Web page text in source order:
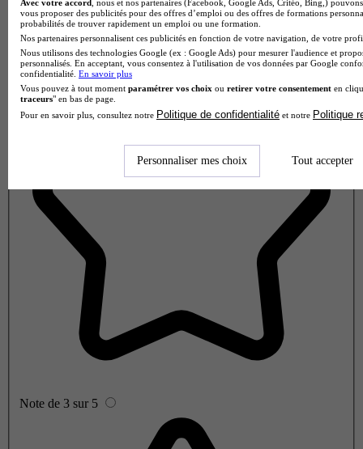
Note de 2 sur 5
Note de 3 sur 5
Avec votre accord , nous et nos partenaires (Facebook, Google Ads, Critéo, Bing,)
vous proposer des publicités pour des offres d’emploi ou des offres de formations
probabilités de trouver rapidement un emploi ou une formation.
Nos partenaires personnalisent ces publicités en fonction de votre navigation, de votre
Nous utilisons des technologies Google (ex : Google Ads) pour mesurer l'audience et
personnalisés. En acceptant, vous consentez à l'utilisation de vos données par Google
confidentialité. En savoir plus
Vous pouvez à tout moment paramétrer vos choix ou retirer votre consentement en
traceurs" en bas de page.
Pour en savoir plus, consultez notre Politique de confidentialité et notre Politique
Personnaliser mes choix Tout accepter